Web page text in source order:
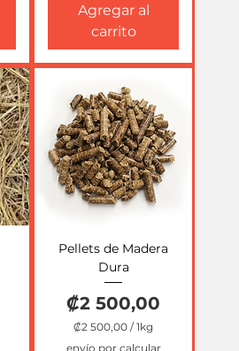
Agregar al
carrito
Pellets de Madera
Dura
Precio
₡2 500,00
₡2 500,00 /1kg
envío por calcular